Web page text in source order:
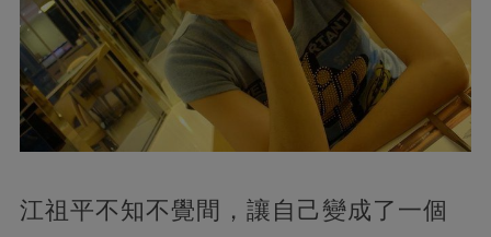
江祖平不知不覺間，讓自己變成了一個